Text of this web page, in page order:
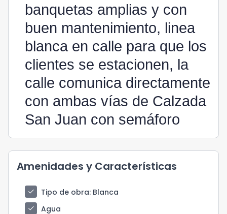
banquetas amplias y con
buen mantenimiento, linea
blanca en calle para que los
clientes se estacionen, la
calle comunica directamente
con ambas vías de Calzada
San Juan con semáforo
Amenidades y Características
check Tipo de obra: Blanca
check
Agua